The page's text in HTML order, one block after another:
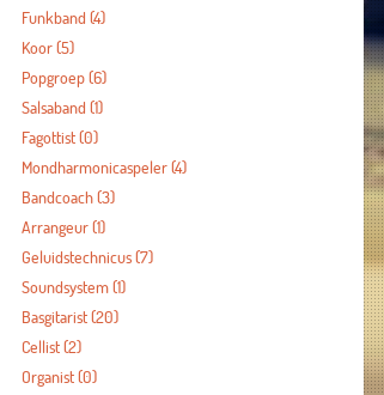
Funkband (4)
Koor(5)
Popgroep(6)
Salsaband (1)
Fagottist(0)
Mondharmonicaspeler(4)
Bandcoach(3)
Arrangeur(1)
Geluidstechnicus(7)
Soundsystem(1)
Basgitarist(20)
Cellist(2)
Organist(0)